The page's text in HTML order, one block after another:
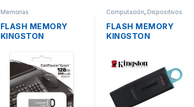
Memorias
FLASH MEMORY
KINGSTON
128GB DATA
TRAVELER KYSON
USB 3.2
Computación, Dispositivos
,
FLASH MEMORY
KINGSTON
EXODIA G1 USB 3.2